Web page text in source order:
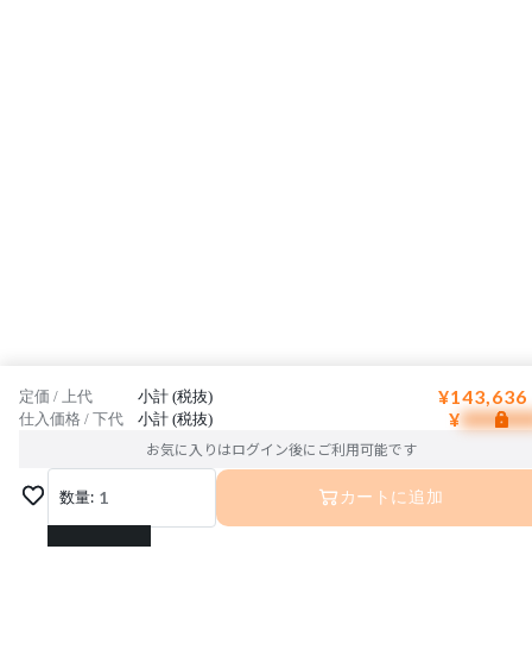
定価 / 上代 小計 (税抜) ¥143,636
仕入価格 / 下代 小計 (税抜) ¥
お気に入りはログイン後にご利用可能です
数量: 1
1
カートに追加